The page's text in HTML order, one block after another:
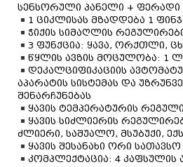
სენსორული პანელი + ფერადი
1 ციკლისას მზადდება 1
ჭიქის სიმაღლის
3 ფუნქცია: ყავა, ორქთლი,
წყლის ავზის მოცულობა: 1 ლ
დეკალციფიკაციის
აპარატის სისტემას და
შენარჩუნებას
ყავის ტემპერატურის
ყავის სიძლიერის
ძლიერი, საშუალო, მსუბუქი,
ყავის შესანახი ორი სათავსო
კომპლექტაცია: 4 კაფსულის